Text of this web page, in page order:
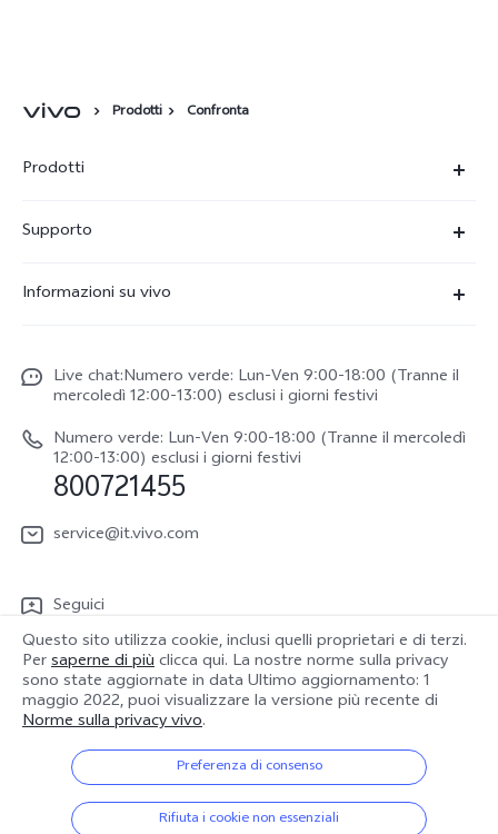
Prodotti Confronta
Prodotti
X300
V70 FE
vivo Watch GT 2
Y31 5G
vivo Buds Air3
Supporto
Funtouch OS
Aggiornamento del sistema
Manuale utente
Informazioni sulla Garanzia
Scarica le LUT per il ripristino di Log
Informazioni su vivo
Lavori con noi
Netiquette vivo
Note legali
Chi siamo
Centro per la privacy di vivo
Live chat:Numero verde: Lun-Ven 9:00-18:00 (Tranne il
mercoledì 12:00-13:00) esclusi i giorni festivi
Numero verde: Lun-Ven 9:00-18:00 (Tranne il mercoledì
12:00-13:00) esclusi i giorni festivi
800721455
service@it.vivo.com
Seguici
Italia | Seleziona paese/regione
© 2026 vivo Mobile Communication Co., Ltd. Tutti i diritti riservati.
Questo sito utilizza cookie, inclusi quelli proprietari e di terzi.
Persaperne di piùclicca qui. La nostre norme sulla privacy
sono state aggiornate in data Ultimo aggiornamento: 1
maggio 2022, puoi visualizzare la versione più recente di
Norme sulla privacy vivo.
Preferenza di consenso
Rifiuta i cookie non essenziali